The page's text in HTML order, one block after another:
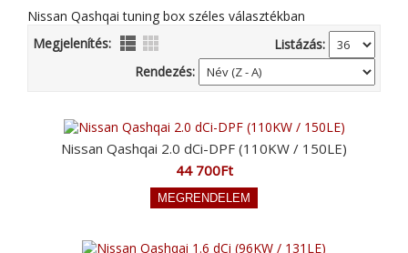
Nissan Qashqai tuning box széles választékban
Megjelenítés:
Listázás:
Rendezés:
Nissan Qashqai 2.0 dCi-DPF (110KW / 150LE)
44 700Ft